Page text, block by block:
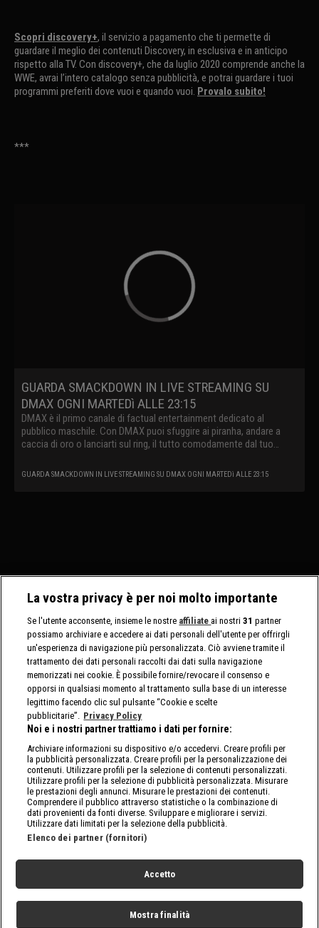
Scopri discovery+, il servizio a pagamento che ti permette di
guardare il meglio dei contenuti Discovery, in esclusiva e in anticipo
rispetto alla TV. Con discovery+, che da luglio 2020 comprende anche la
WWE, avrai l’intero catalogo senza pubblicità, e potrai guardare i tuoi
programmi preferiti dove vuoi e quando vuoi. Provalo subito!
***
GUARDA SMACKDOWN IN LIVE STREAMING SU
DMAX OGNI MARTEDì ALLE 23:15
DMAX è il primo canale di factual entertainment dedicato al
pubblico maschile. Con DMAX puoi sfuggire ai piranha, andare a
caccia di oro o lanciarti sul ring, il tutto comodamente dal tuo
GUARDA SMACKDOWN IN LIVE STREAMING SU DMAX OGNI MARTEDì ALLE 23:15
La vostra privacy è per noi molto importante
Se l'utente acconsente, insieme le nostre affiliate ai nostri31 partner
possiamo archiviare e accedere ai dati personali dell'utente per offrirgli
un'esperienza di navigazione più personalizzata. Ciò avviene tramite il
trattamento dei dati personali raccolti dai dati sulla navigazione
memorizzati nei cookie. È possibile fornire/revocare il consenso e
opporsi in qualsiasi momento al trattamento sulla base di un interesse
legittimo facendo clic sul pulsante “Cookie e scelte
pubblicitarie”. Privacy Policy
Noi e i nostri partner trattiamo i dati per fornire:
Archiviare informazioni su dispositivo e/o accedervi. Creare profili per
la pubblicità personalizzata. Creare profili per la personalizzazione dei
contenuti. Utilizzare profili per la selezione di contenuti personalizzati.
Utilizzare profili per la selezione di pubblicità personalizzata. Misurare
le prestazioni degli annunci. Misurare le prestazioni dei contenuti.
Comprendere il pubblico attraverso statistiche o la combinazione di
dati provenienti da fonti diverse. Sviluppare e migliorare i servizi.
Utilizzare dati limitati per la selezione della pubblicità.
Elenco dei partner (fornitori)
Accetto
Mostra finalità